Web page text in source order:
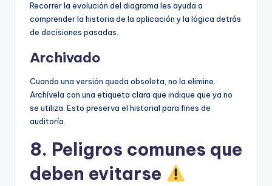
Recorrer la evolución del diagrama les ayuda a
comprender la historia de la aplicación y la lógica detrás
de decisiones pasadas.
Archivado
Cuando una versión queda obsoleta, no la elimine.
Archívela con una etiqueta clara que indique que ya no
se utiliza. Esto preserva el historial para fines de
auditoría.
8. Peligros comunes que
deben evitarse